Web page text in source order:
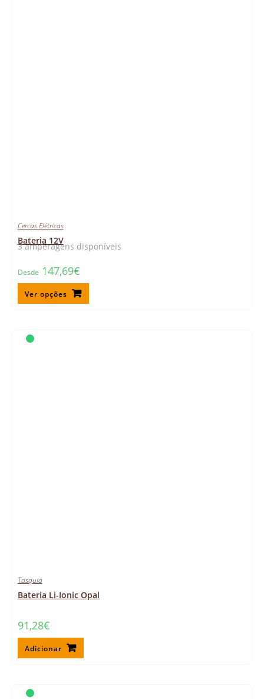
3 amperagens disponíveis
Cercas Elétricas
Bateria 12V
Desde 147,69€
Ver opções
Tosquia
Bateria Li-Ionic Opal
91,28€
Adicionar